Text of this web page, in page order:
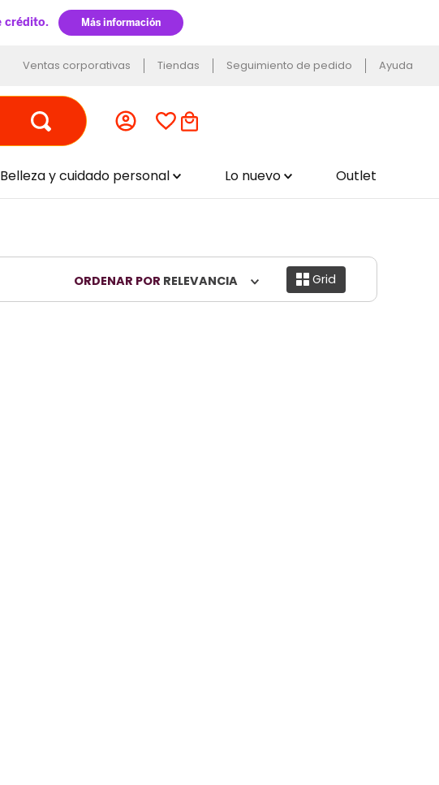
Ventas corporativas Tiendas Seguimiento de pedido Ayuda
Belleza y cuidado personal Lo nuevo Outlet
ORDENAR POR RELEVANCIA Grid